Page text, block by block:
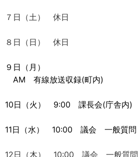
７日（土） 休日
８日（日） 休日
９日（月）
AM 有線放送収録(町内)
10日（火） 9:00 課長会(庁舎内)
11日（水） 10:00 議会 一般質問
12日（木） 10:00 議会 一般質問